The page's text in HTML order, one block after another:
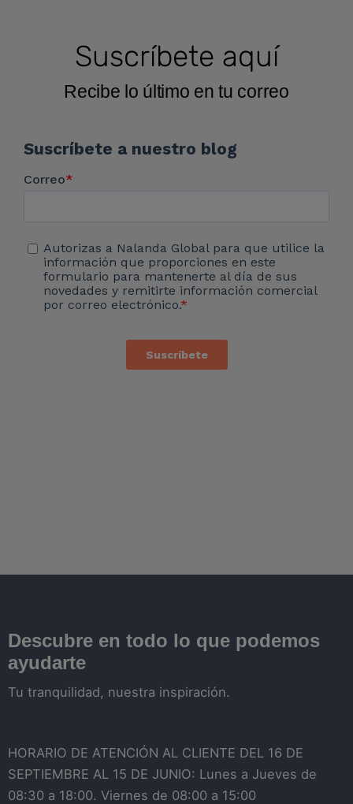
Suscríbete aquí
Recibe lo último en tu correo
Descubre en todo lo que podemos
ayudarte
Tu tranquilidad, nuestra inspiración.
HORARIO DE ATENCIÓN AL CLIENTE DEL 16 DE
SEPTIEMBRE AL 15 DE JUNIO: Lunes a Jueves de
08:30 a 18:00. Viernes de 08:00 a 15:00